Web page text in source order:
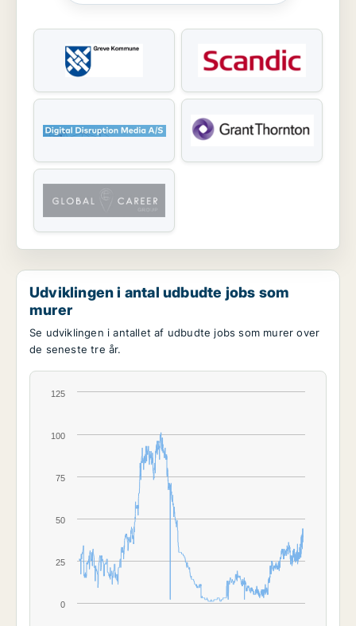
Udviklingen i antal udbudte jobs som
murer
Se udviklingen i antallet af udbudte jobs som murer over
de seneste tre år.
0
100
25
50
75
125